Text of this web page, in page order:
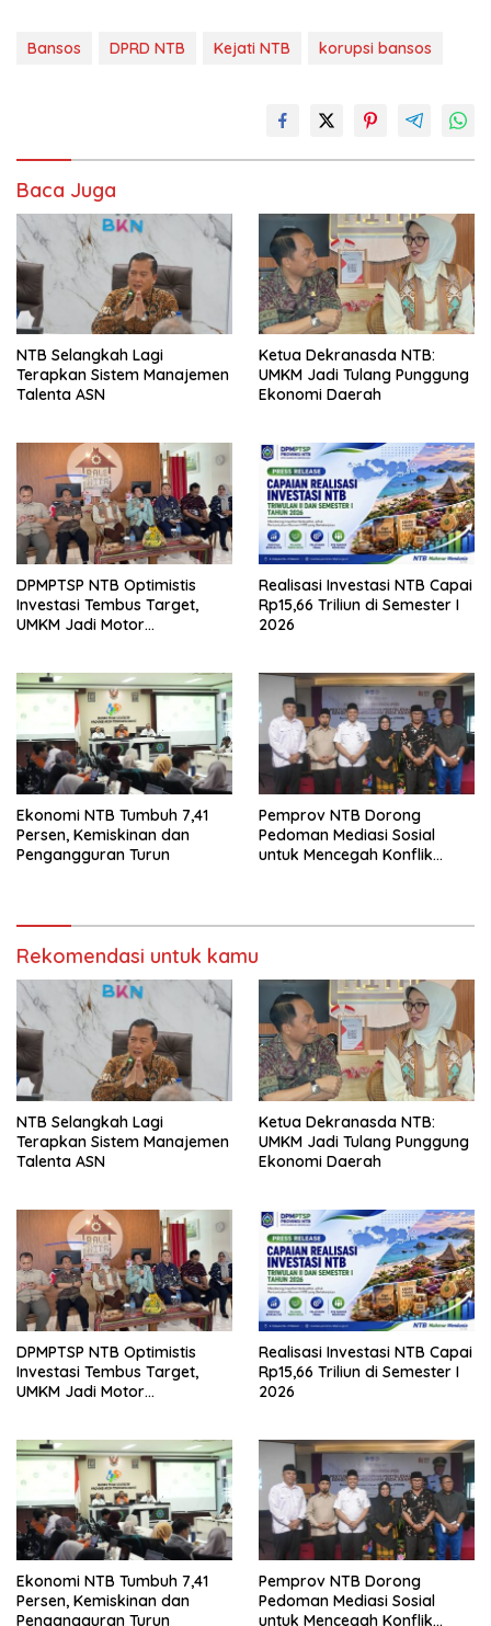
Bansos DPRD NTB Kejati NTB korupsi bansos
Baca Juga
NTB Selangkah Lagi
Terapkan Sistem Manajemen
Talenta ASN
Ketua Dekranasda NTB:
UMKM Jadi Tulang Punggung
Ekonomi Daerah
DPMPTSP NTB Optimistis
Investasi Tembus Target,
UMKM Jadi Motor
Realisasi Investasi NTB Capai
Rp15,66 Triliun di Semester I
2026
Ekonomi NTB Tumbuh 7,41
Persen, Kemiskinan dan
Pengangguran Turun
Pemprov NTB Dorong
Pedoman Mediasi Sosial
untuk Mencegah Konflik
Rekomendasi untuk kamu
NTB Selangkah Lagi
Terapkan Sistem Manajemen
Talenta ASN
Ketua Dekranasda NTB:
UMKM Jadi Tulang Punggung
Ekonomi Daerah
DPMPTSP NTB Optimistis
Investasi Tembus Target,
UMKM Jadi Motor
Realisasi Investasi NTB Capai
Rp15,66 Triliun di Semester I
2026
Ekonomi NTB Tumbuh 7,41
Persen, Kemiskinan dan
Pengangguran Turun
Pemprov NTB Dorong
Pedoman Mediasi Sosial
untuk Mencegah Konflik